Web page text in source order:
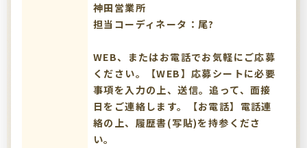
神田営業所
担当コーディネータ：尾?
WEB、またはお電話でお気軽にご応募
ください。【WEB】応募シートに必要
事項を入力の上、送信。追って、面接
日をご連絡します。【お電話】電話連
絡の上、履歴書(写貼)を持参くださ
い。